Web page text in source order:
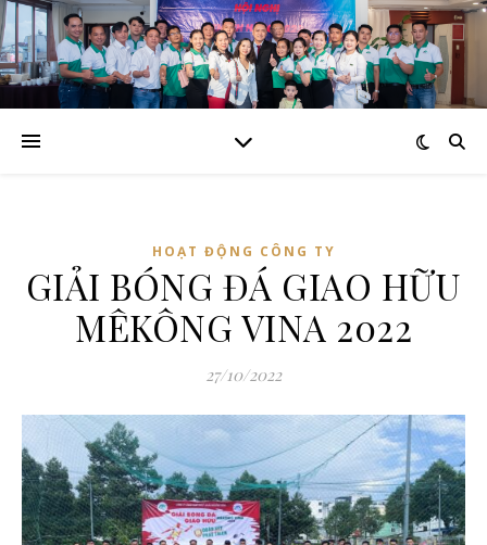
HOẠT ĐỘNG CÔNG TY
GIẢI BÓNG ĐÁ GIAO HỮU
MÊKÔNG VINA 2022
27/10/2022